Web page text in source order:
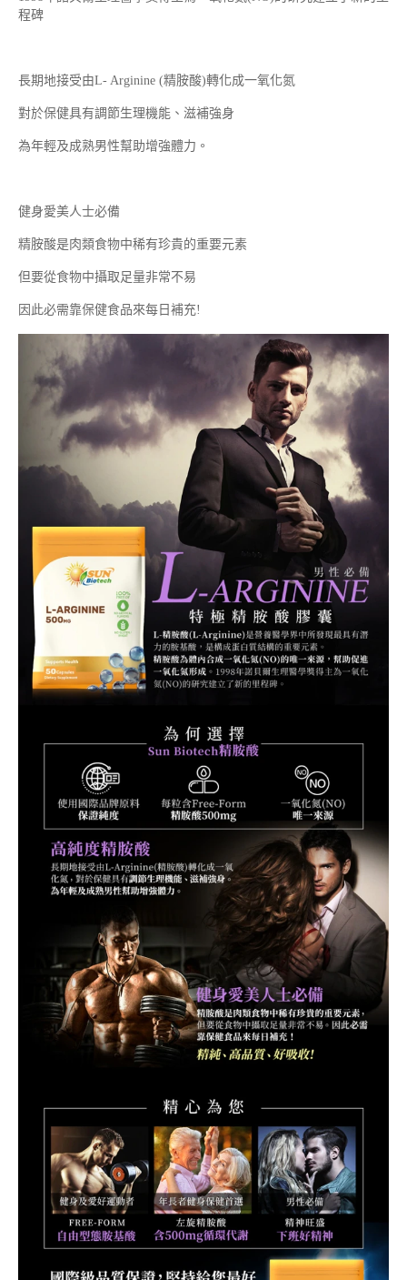
程碑
長期地接受由L- Arginine (精胺酸)轉化成一氧化氮
對於保健具有調節生理機能、滋補強身
為年輕及成熟男性幫助增強體力。
健身愛美人士必備
精胺酸是肉類食物中稀有珍貴的重要元素
但要從食物中攝取足量非常不易
因此必需靠保健食品來每日補充!